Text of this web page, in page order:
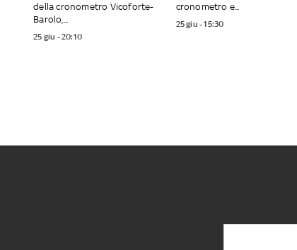
della cronometro Vicoforte-
Barolo,...
25 giu - 20:10
cronometro e...
25 giu - 15:30